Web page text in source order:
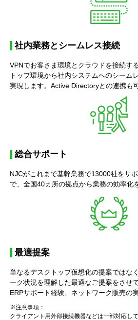
社内業務とシームレス接続
VPNでお客さま環境とクラウドを接続す
トップ環境から社内システムへのシーム
実現します。Active Directoryとの連携も
総合サポート
NJCがこれまで基幹業務で13000社をサ
で、全国40ヵ所の拠点から業務の効率化
最適提案
単なるデスクトップ仮想化の提案ではな
ーク状況を理解した最適なご提案をさせ
ERPサポート経験、ネットワーク販売の
※注意事項：
クライアント用外部接続機器などは一部対応して